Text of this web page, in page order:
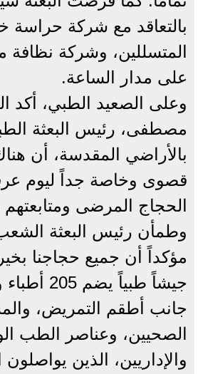
بالتعاقد مع شركة حراسة
المتسللين، وشركة
على مدار الساعة.
وعلى الصعيد الطبي، أكد
مصطفى، رئيس البعثة
بالأراضي المقدسة، أن
قصوى وخاصة جداً ليوم
الحجاج المرضى
وطمأن رئيس البعثة
مؤكداً أن جميع حجاجنا
جيشاً طبياً
جانب أطقم التمريض،
الصحيين، وعناصر الطب
والإداريين، الذين يواصلون